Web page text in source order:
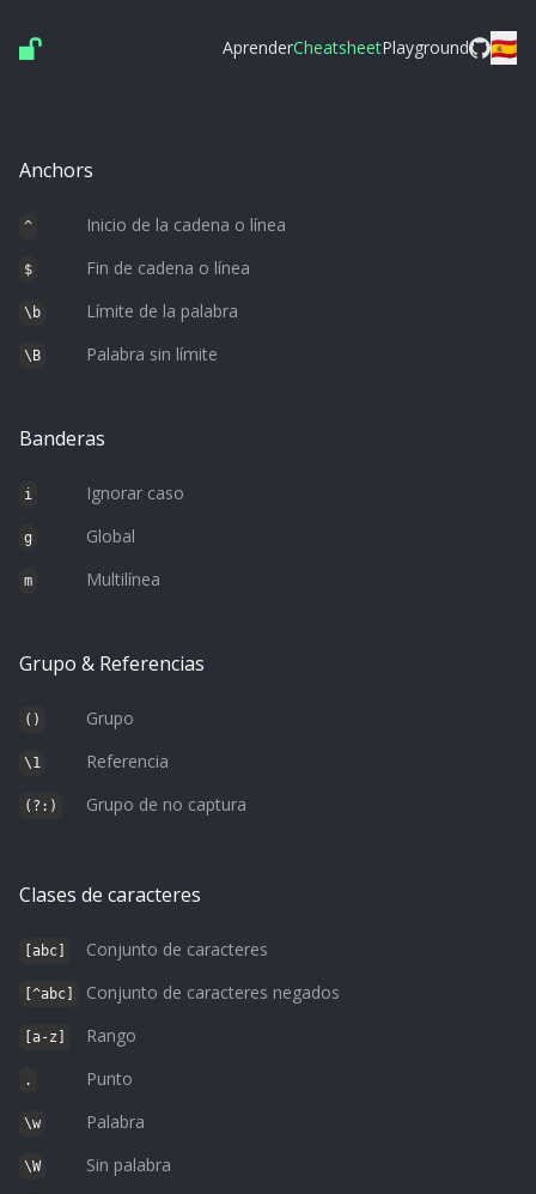
AprenderCheatsheetPlayground 🇪🇸
Anchors
^ Inicio de la cadena o línea
$ Fin de cadena o línea
\b Límite de la palabra
\B Palabra sin límite
Banderas
i Ignorar caso
g Global
m Multilínea
Grupo & Referencias
() Grupo
\1 Referencia
(?:) Grupo de no captura
Clases de caracteres
[abc] Conjunto de caracteres
[^abc] Conjunto de caracteres negados
[a-z] Rango
. Punto
\w Palabra
\W Sin palabra